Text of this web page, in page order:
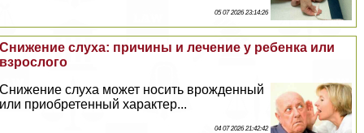
05 07 2026 23:14:26
Снижение слуха: причины и лечение у ребенка или
взрослого
Снижение слуха может носить врожденный
или приобретенный хаpaктер...
04 07 2026 21:42:42